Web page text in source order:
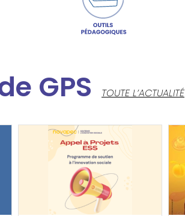
GPS TOUTE L’ACTUALITÉ